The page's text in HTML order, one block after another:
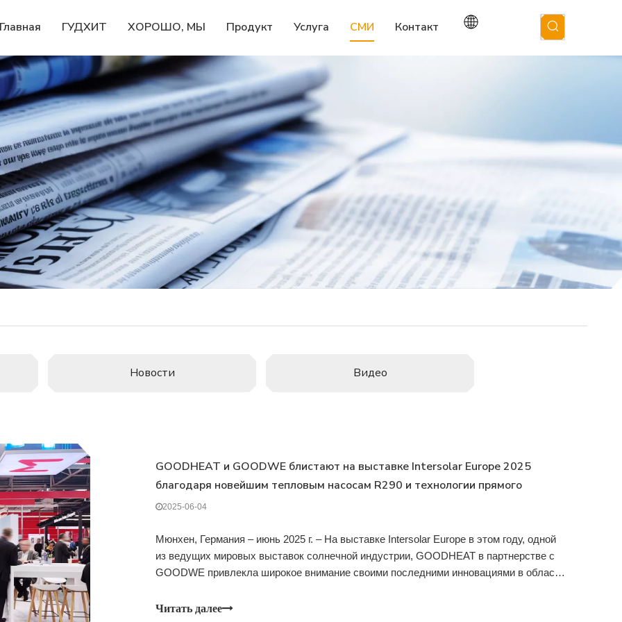
Главная ГУДХИТ ХОРОШО, МЫ Продукт Услуга СМИ Контакт
Новости Видео
GOODHEAT и GOODWE блистают на выставке Intersolar Europe 2025
благодаря новейшим тепловым насосам R290 и технологии прямого
привода фотоэлектрических систем
2025-06-04
Мюнхен, Германия – июнь 2025 г. – На выставке Intersolar Europe в этом году, одной
из ведущих мировых выставок солнечной индустрии, GOODHEAT в партнерстве с
GOODWE привлекла широкое внимание своими последними инновациями в области
флагманских продукта на выставке
Читать далее